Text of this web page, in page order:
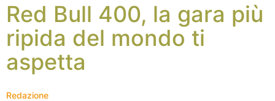
Red Bull 400, la gara più
ripida del mondo ti
aspetta
Redazione